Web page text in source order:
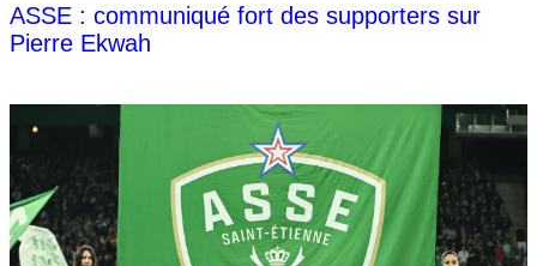
ASSE : communiqué fort des supporters sur
Pierre Ekwah